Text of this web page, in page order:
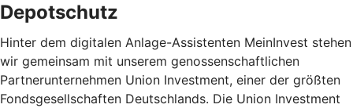
Depotschutz
Hinter dem digitalen Anlage-Assistenten MeinInvest stehen
wir gemeinsam mit unserem genossenschaftlichen
Partnerunternehmen Union Investment, einer der größten
Fondsgesellschaften Deutschlands. Die Union Investment